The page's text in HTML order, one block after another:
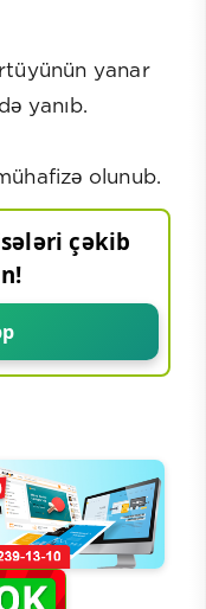
yanar
yanıb.
olunub.
çəkib